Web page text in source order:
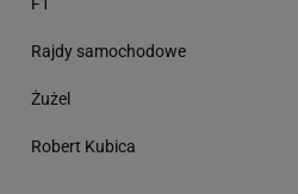
Rajdy samochodowe
Żużel
Robert Kubica